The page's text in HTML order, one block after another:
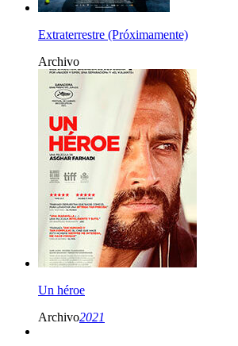
Extraterrestre (Próximamente)
Archivo
Un héroe
Archivo2021